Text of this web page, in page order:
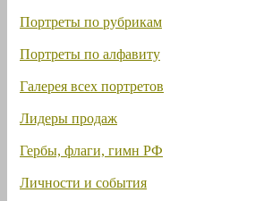
Портреты по рубрикам
Портреты по алфавиту
Галерея всех портретов
Лидеры продаж
Гербы, флаги, гимн РФ
Личности и события